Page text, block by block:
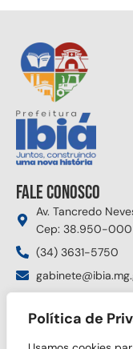
Política de
Fale conosco
Av. Tancredo
Cep: 38.950-000
(34) 3631-5750
Siga nas redes